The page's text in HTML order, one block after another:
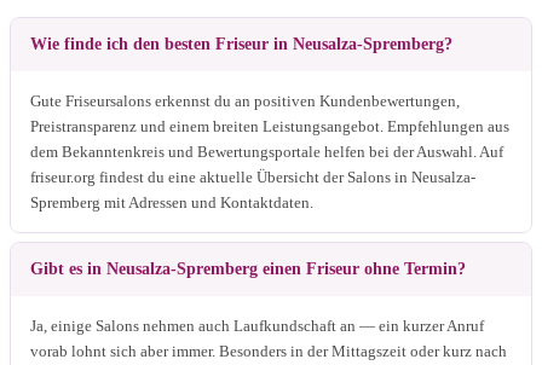
Wie finde ich den besten Friseur in Neusalza-Spremberg?
Gute Friseursalons erkennst du an positiven Kundenbewertungen,
Preistransparenz und einem breiten Leistungsangebot. Empfehlungen aus
dem Bekanntenkreis und Bewertungsportale helfen bei der Auswahl. Auf
friseur.org findest du eine aktuelle Übersicht der Salons in Neusalza-
Spremberg mit Adressen und Kontaktdaten.
Gibt es in Neusalza-Spremberg einen Friseur ohne Termin?
Ja, einige Salons nehmen auch Laufkundschaft an — ein kurzer Anruf
vorab lohnt sich aber immer. Besonders in der Mittagszeit oder kurz nach